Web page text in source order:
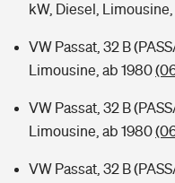
kW, Diesel, Limousine,
VW Passat, 32 B
Limousine, ab 1980
VW Passat, 32 B
Limousine, ab 1980
VW Passat, 32 B